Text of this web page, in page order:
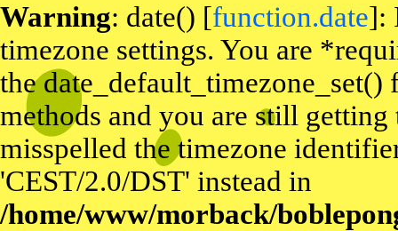
Warning: date() [function.date]:
timezone settings. You are
the
methods and you are still
misspelled the timezone
'CEST/2.0/DST' instead in
/home/www/morback/